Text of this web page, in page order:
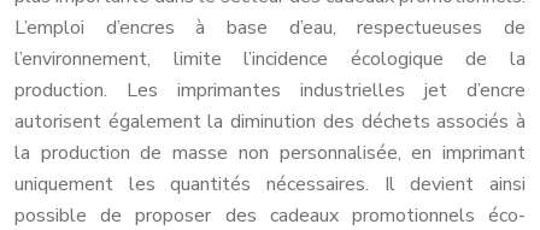
L’emploi d’encres à base d’eau, respectueuses de
l’environnement, limite l’incidence écologique de la
production. Les imprimantes industrielles jet d’encre
autorisent également la diminution des déchets associés à
la production de masse non personnalisée, en imprimant
uniquement les quantités nécessaires. Il devient ainsi
possible de proposer des cadeaux promotionnels éco-